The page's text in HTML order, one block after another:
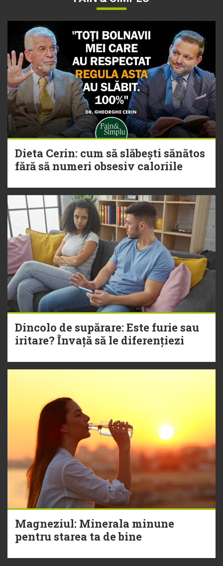
Dieta Cerin: cum să slăbești sănătos
fără să numeri obsesiv caloriile
Dincolo de supărare: Este furie sau
iritare? Învață să le diferențiezi
Magneziul: Minerala minune
pentru starea ta de bine